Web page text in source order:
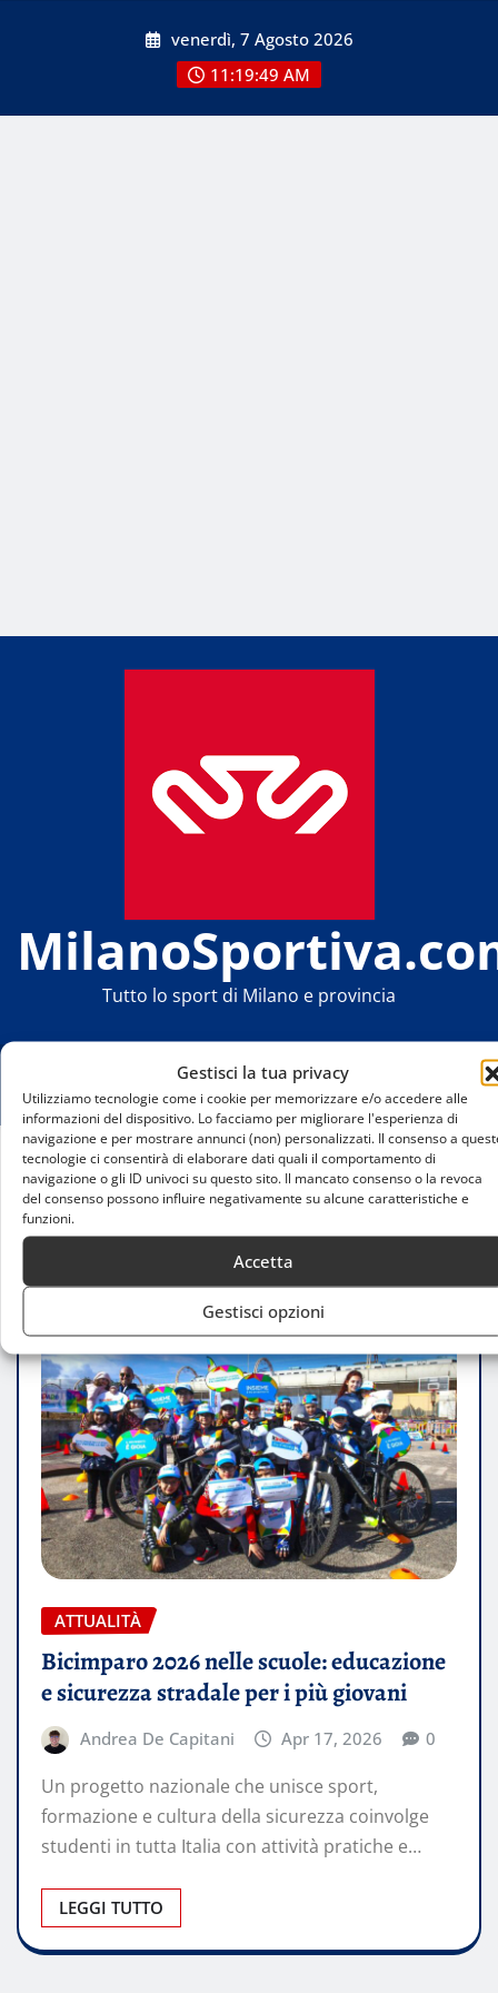
Gestisci la tua privacy
Utilizziamo tecnologie come i cookie per memorizzare e/o accedere alle
informazioni del dispositivo. Lo facciamo per migliorare l'esperienza di
navigazione e per mostrare annunci (non) personalizzati. Il consenso a
tecnologie ci consentirà di elaborare dati quali il comportamento di
navigazione o gli ID univoci su questo sito. Il mancato consenso o la revoca
del consenso possono influire negativamente su alcune caratteristiche e
funzioni.
Accetta
Gestisci opzioni
venerdì, 7 Agosto 2026
11:19:50 AM
Tutto lo sport di Milano e provincia
Home
Bicimparo 2026 nelle scuole: educazione e
sicurezza stradale per i più giovani
ATTUALITÀ
Bicimparo 2026 nelle scuole: educazione
e sicurezza stradale per i più giovani
Andrea De Capitani Apr 17, 2026 0
Un progetto nazionale che unisce sport,
formazione e cultura della sicurezza coinvolge
studenti in tutta Italia con attività pratiche e…
LEGGI TUTTO